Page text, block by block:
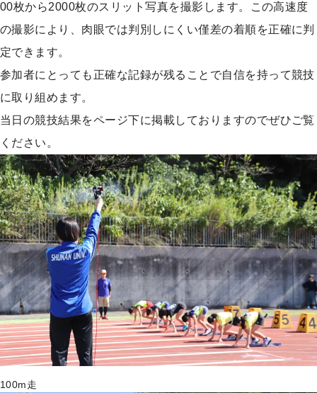
00枚から2000枚のスリット写真を撮影します。この高速度
の撮影により、肉眼では判別しにくい僅差の着順を正確に判
定できます。
参加者にとっても正確な記録が残ることで自信を持って競技
に取り組めます。
当日の競技結果をページ下に掲載しておりますのでぜひご覧
ください。
100m走